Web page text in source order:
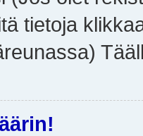
tietoja